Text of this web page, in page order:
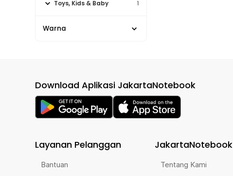
Toys, Kids & Baby 1
Warna
Download Aplikasi JakartaNotebook
Layanan Pelanggan
Bantuan
JakartaNotebook
Tentang Kami